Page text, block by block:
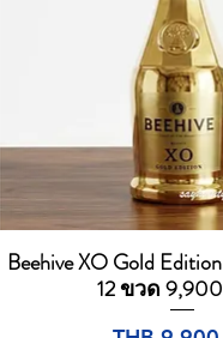
Quick View
Beehive XO Gold
12 ขวด